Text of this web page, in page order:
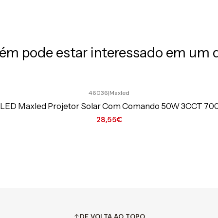
pode estar interessado em um
46036|Maxled
Maxled Projetor Solar Com Comando 50W 3CCT
28,55€